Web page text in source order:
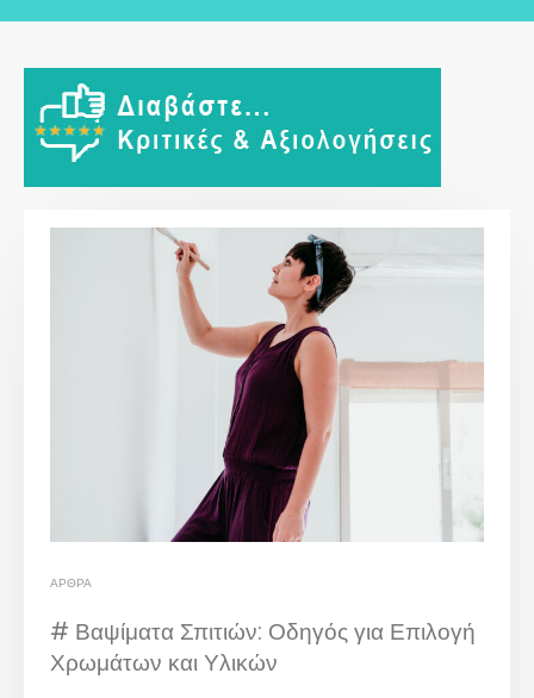
ΆΡΘΡΑ
# Βαψίματα Σπιτιών: Οδηγός για Επιλογή
Χρωμάτων και Υλικών